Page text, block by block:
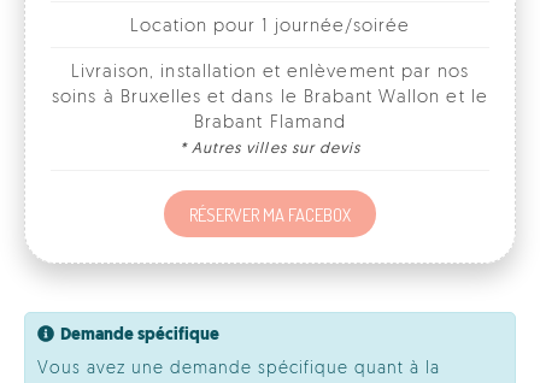
* Autres villes sur devis
RÉSERVER MA FACEBOX
Demande spécifique
Vous avez une demande spécifique quant à la